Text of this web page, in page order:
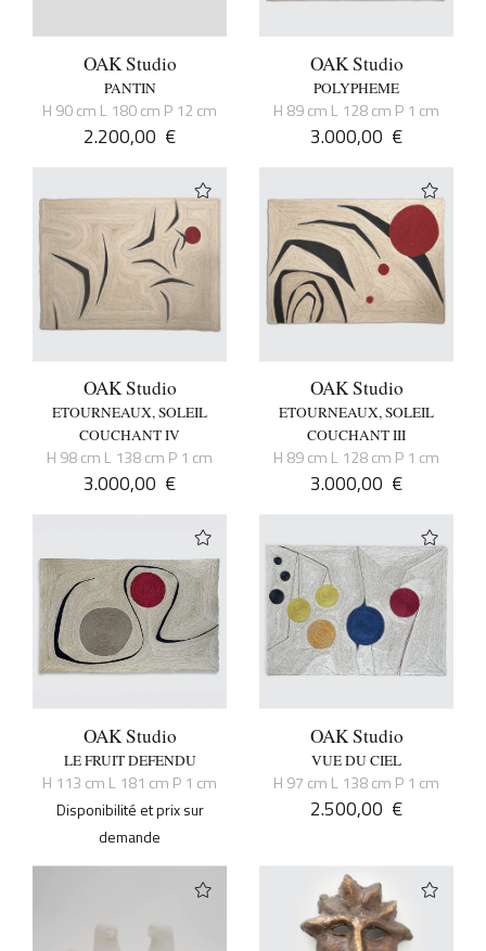
OAK Studio
PANTIN
H 90 cm L 180 cm P 12 cm
2.200,00 €
OAK Studio
POLYPHEME
H 89 cm L 128 cm P 1 cm
3.000,00 €
OAK Studio
ETOURNEAUX, SOLEIL
COUCHANT IV
H 98 cm L 138 cm P 1 cm
3.000,00 €
OAK Studio
ETOURNEAUX, SOLEIL
COUCHANT III
H 89 cm L 128 cm P 1 cm
3.000,00 €
OAK Studio
LE FRUIT DEFENDU
H 113 cm L 181 cm P 1 cm
Disponibilité et prix sur
demande
OAK Studio
VUE DU CIEL
H 97 cm L 138 cm P 1 cm
2.500,00 €